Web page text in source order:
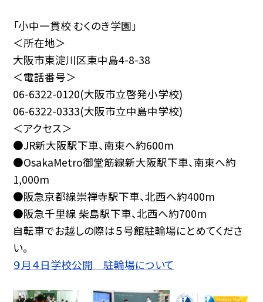
「小中一貫校 むくのき学園」
＜所在地＞
大阪市東淀川区東中島4-8-38
＜電話番号＞
06-6322-0120(大阪市立啓発小学校)
06-6322-0333(大阪市立中島中学校)
＜アクセス＞
●JR新大阪駅下車、南東へ約600m
●OsakaMetro御堂筋線新大阪駅下車、南東へ約
1,000m
●阪急京都線崇禅寺駅下車、北西へ約400m
●阪急千里線 柴島駅下車、北西へ約700m
自転車でお越しの際は５号館駐輪場にとめてくださ
い。
９月４日学校公開 駐輪場について